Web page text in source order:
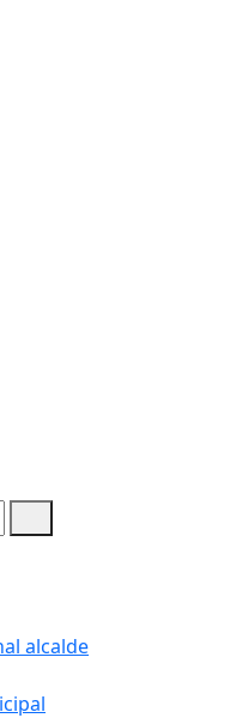
alcalde